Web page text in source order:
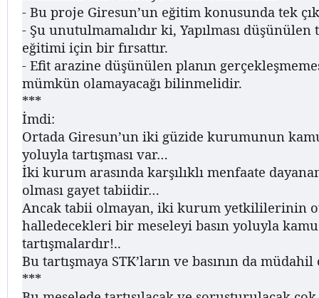
- Bu proje Giresun’un eğitim konusunda tek
- Şu unutulmamalıdır ki, Yapılması
eğitimi için bir fırsattır.
- Efit arazine düşünülen planın
mümkün olamayacağı bilinmelidir.
***
İmdi:
Ortada Giresun’un iki güzide kurumunun
yoluyla tartışması var…
İki kurum arasında karşılıklı menfaate
olması gayet tabiidir…
Ancak tabii olmayan, iki kurum yetkililerinin
halledecekleri bir meseleyi basın yoluyla
tartışmalardır!..
Bu tartışmaya STK’ların ve basının da müdahil
***